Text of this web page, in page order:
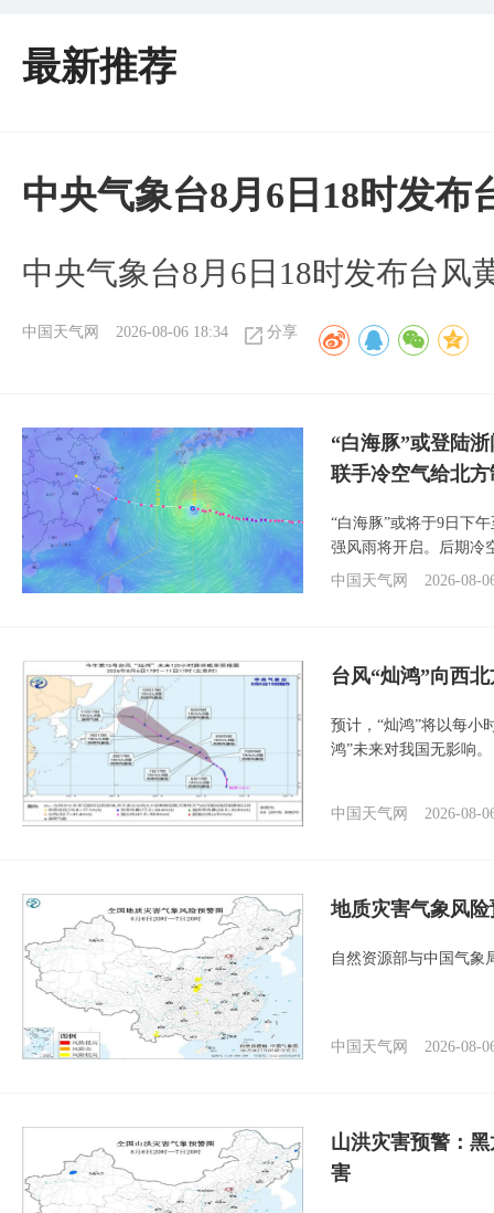
最新推荐
中央气象台8月6日18时发布
中央气象台8月6日18时发布台风
中国天气网 2026-08-06 18:34 分享
“白海豚”或登陆
联手冷空气给北
“白海豚”或将于9日下
强风雨将开启。后期冷
中国天气网
2026-08-
台风“灿鸿”向西
预计，“灿鸿”将以每小
鸿”未来对我国无影响。
中国天气网 2026-08-
地质灾害气象风
自然资源部与中国气象
中国天气网 2026-08-
山洪灾害预警：
害